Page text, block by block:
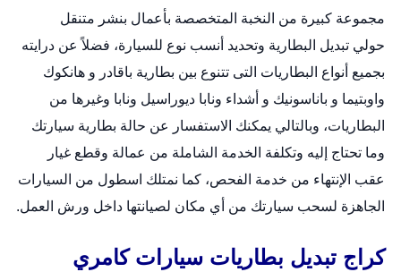
مجموعة كبيرة من النخبة المتخصصة بأعمال بنشر متنقل
حولي تبديل البطارية وتحديد أنسب نوع للسيارة، فضلاً عن درايته
بجميع أنواع البطاريات التى تتنوع بين بطارية باقادر و هانكوك
واوبتيما و باناسونيك و أشداء ونابا ديوراسيل ونابا وغيرها من
البطاريات، وبالتالي يمكنك الاستفسار عن حالة بطارية سيارتك
وما تحتاج إليه وتكلفة الخدمة الشاملة من عمالة وقطع غيار
عقب الإنتهاء من خدمة الفحص، كما نمتلك اسطول من السيارات
الجاهزة لسحب سيارتك من أي مكان لصيانتها داخل ورش العمل.
كراج تبديل بطاريات سيارات كامري